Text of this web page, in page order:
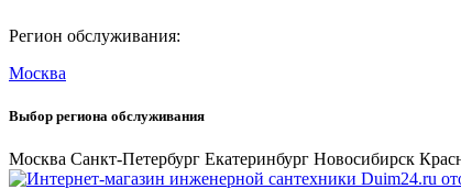
Регион обслуживания:
Москва
Выбор региона обслуживания
Москва Санкт-Петербург Екатеринбург Новосибирск